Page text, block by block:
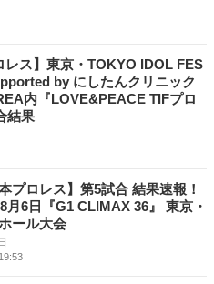
レス】東京・TOKYO IDOL FES
by にしたんクリニック
内『LOVE&PEACE TIFプロ
結果
本プロレス】第5試合 結果速報！
月6日『G1 CLIMAX 36』 東京・
ール大会